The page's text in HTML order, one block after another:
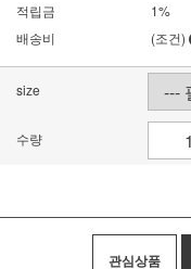
적립금
1%
배송비
(조건)
size
수량
관심상품